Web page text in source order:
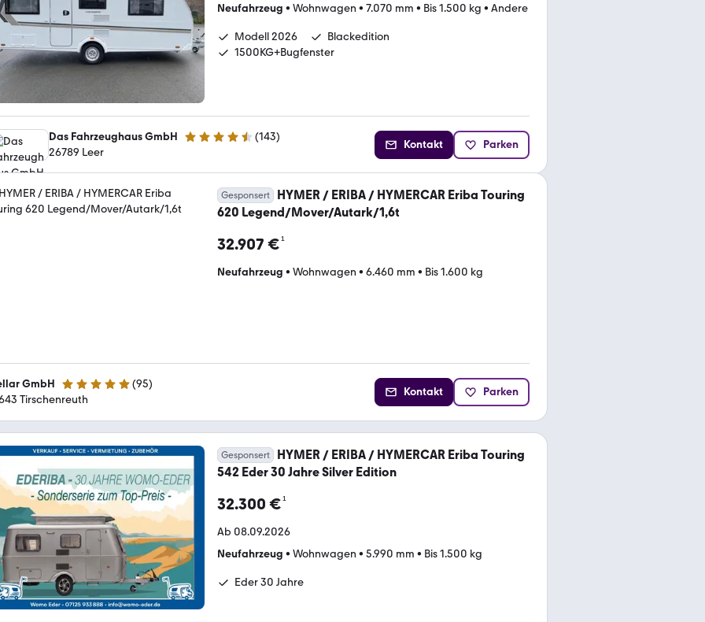
Neufahrzeug • Wohnwagen • 7.070 mm • Bis 1.500 kg • Andere
Modell 2026
Blackedition
1500KG+Bugfenster
Das Fahrzeughaus GmbH 4.5 Sterne (143)
26789 Leer
Kontakt Parken
Gesponsert
HYMER / ERIBA / HYMERCAR Eriba Touring
620 Legend/Mover/Autark/1,6t
32.907 €¹
Neufahrzeug • Wohnwagen • 6.460 mm • Bis 1.600 kg
GmbH 4.9 Sterne (95)
Tirschenreuth
Kontakt Parken
Gesponsert
HYMER / ERIBA / HYMERCAR Eriba Touring
542 Eder 30 Jahre Silver Edition
32.300 €¹
Ab 08.09.2026
Neufahrzeug • Wohnwagen • 5.990 mm • Bis 1.500 kg
Eder 30 Jahre